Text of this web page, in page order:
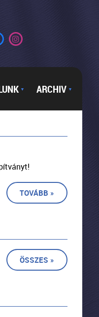
▼ ARCHIV ▼
TOVÁBB »
ÖSSZES »